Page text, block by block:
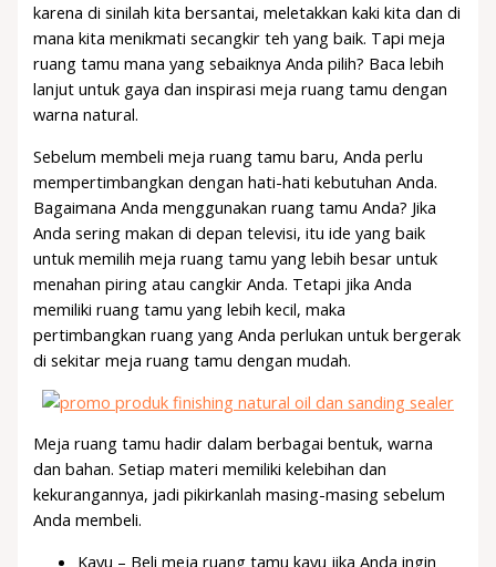
karena di sinilah kita bersantai, meletakkan kaki kita dan di
mana kita menikmati secangkir teh yang baik. Tapi meja
ruang tamu mana yang sebaiknya Anda pilih? Baca lebih
lanjut untuk gaya dan inspirasi meja ruang tamu dengan
warna natural.
Sebelum membeli meja ruang tamu baru, Anda perlu
mempertimbangkan dengan hati-hati kebutuhan Anda.
Bagaimana Anda menggunakan ruang tamu Anda? Jika
Anda sering makan di depan televisi, itu ide yang baik
untuk memilih meja ruang tamu yang lebih besar untuk
menahan piring atau cangkir Anda. Tetapi jika Anda
memiliki ruang tamu yang lebih kecil, maka
pertimbangkan ruang yang Anda perlukan untuk bergerak
di sekitar meja ruang tamu dengan mudah.
Meja ruang tamu hadir dalam berbagai bentuk, warna
dan bahan. Setiap materi memiliki kelebihan dan
kekurangannya, jadi pikirkanlah masing-masing sebelum
Anda membeli.
Kayu – Beli meja ruang tamu kayu jika Anda ingin